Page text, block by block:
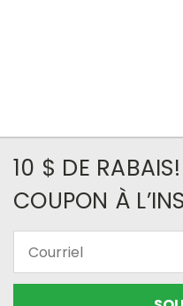
10 $ DE
COUPON À